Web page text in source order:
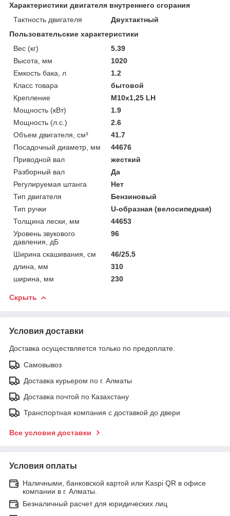
Характеристики двигателя внутреннего сгорания
Тактность двигателя
Двухтактный
Пользовательские характеристики
Вес (кг)
5.39
Высота, мм
1020
Емкость бака, л
1.2
Класс товара
бытовой
Крепление
М10х1,25 LH
Мощность (кВт)
1.9
Мощность (л.с.)
2.6
Объем двигателя, см³
41.7
Посадочный диаметр, мм
44676
Приводной вал
жесткий
Разборный вал
Да
Регулируемая штанга
Нет
Тип двигателя
Бензиновый
Тип ручки
U-образная (велосипедная)
Толщина лески, мм
44653
Уровень звукового
давления, дБ
96
Ширина скашивания, см
46/25.5
длина, мм
310
ширина, мм
230
Скрыть
Условия доставки
Доставка осуществляется только по предоплате.
Самовывоз
Доставка курьером по г. Алматы
Доставка почтой по Казахстану
Транспортная компания с доставкой до двери
Все условия доставки
Условия оплаты
Наличными, банковской картой или Kaspi QR в офисе
компании в г. Алматы.
Безналичный расчет для юридических лиц